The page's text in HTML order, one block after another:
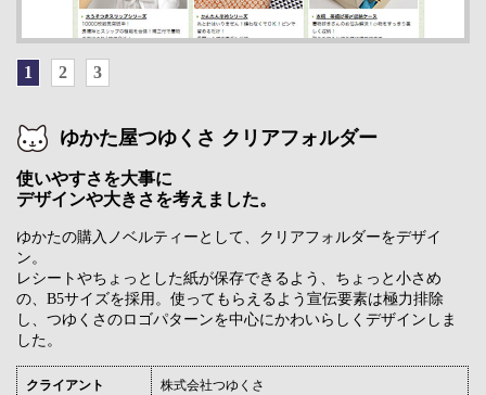
1 2 3
ゆかた屋つゆくさ クリアフォルダー
使いやすさを大事に
デザインや大きさを考えました。
ゆかたの購入ノベルティーとして、クリアフォルダーをデザイ
ン。
レシートやちょっとした紙が保存できるよう、ちょっと小さめ
の、B5サイズを採用。使ってもらえるよう宣伝要素は極力排除
し、つゆくさのロゴパターンを中心にかわいらしくデザインしま
した。
クライアント 株式会社つゆくさ